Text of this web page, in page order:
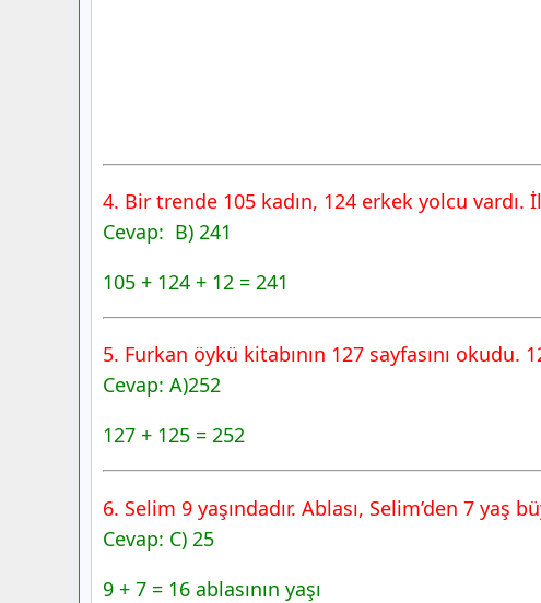
4. Bir trende 105 kadın, 124 erkek yolcu
Cevap: B) 241
105 + 124 + 12 = 241
5. Furkan öykü kitabının 127 sayfasını okudu.
Cevap: A)252
127 + 125 = 252
6. Selim 9 yaşındadır. Ablası, Selim’den 7 yaş
Cevap: C) 25
9 + 7 = 16 ablasının yaşı